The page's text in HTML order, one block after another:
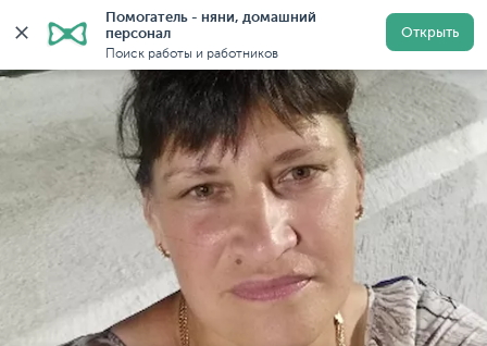
Помогатель - няни, домашний
персонал
Поиск работы и работников
Открыть
Главная Сиделки Сиделки в Санкт-Петербурге